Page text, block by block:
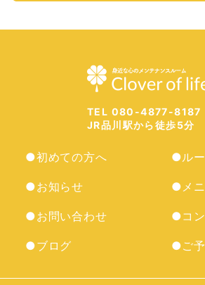
TEL 080-4877-8187
JR品川駅から徒歩5分
●初めての方へ ●ル
●お知らせ ●メ
●お問い合わせ ●コ
●ブログ ●ご